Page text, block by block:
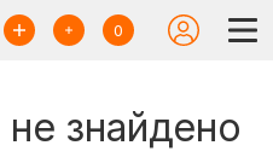
0
знайдено